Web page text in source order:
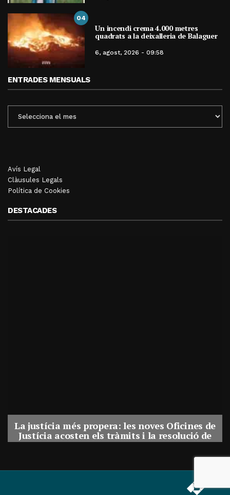
04
Un incendi crema 4.000 metres
quadrats a la deixalleria de Balaguer
6, agost, 2026 - 09:58
ENTRADES MENSUALS
MENSUALS
Avís Legal
Clàusules Legals
Política de Cookies
DESTACADES
La justícia més propera: les noves Oficines de
Justícia acosten els tràmits i la resolució de
conflictes als municipis de Catalunya